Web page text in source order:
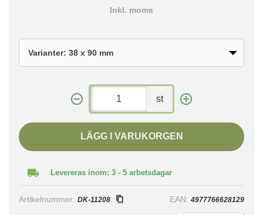
Inkl. moms
st
LÄGG I VARUKORGEN
Levereras inom: 3 - 5 arbetsdagar
Artikelnummer: DK-11208 EAN: 4977766628129